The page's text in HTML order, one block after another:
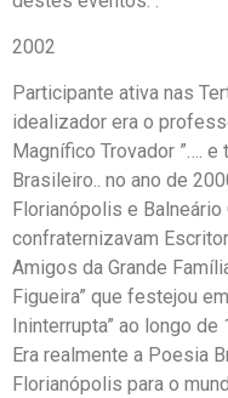
2002
Participante ativa nas
idealizador era o
Magnífico Trovador ”….
Brasileiro.. no ano de
Florianópolis e
confraternizavam
Amigos da Grande
Figueira” que festejou
Ininterrupta” ao longo de
Era realmente a Poesia
Florianópolis para o